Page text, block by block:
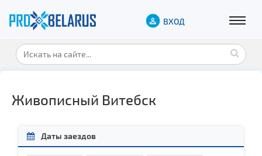
ВХОД
Живописный Витебск
Даты заездов